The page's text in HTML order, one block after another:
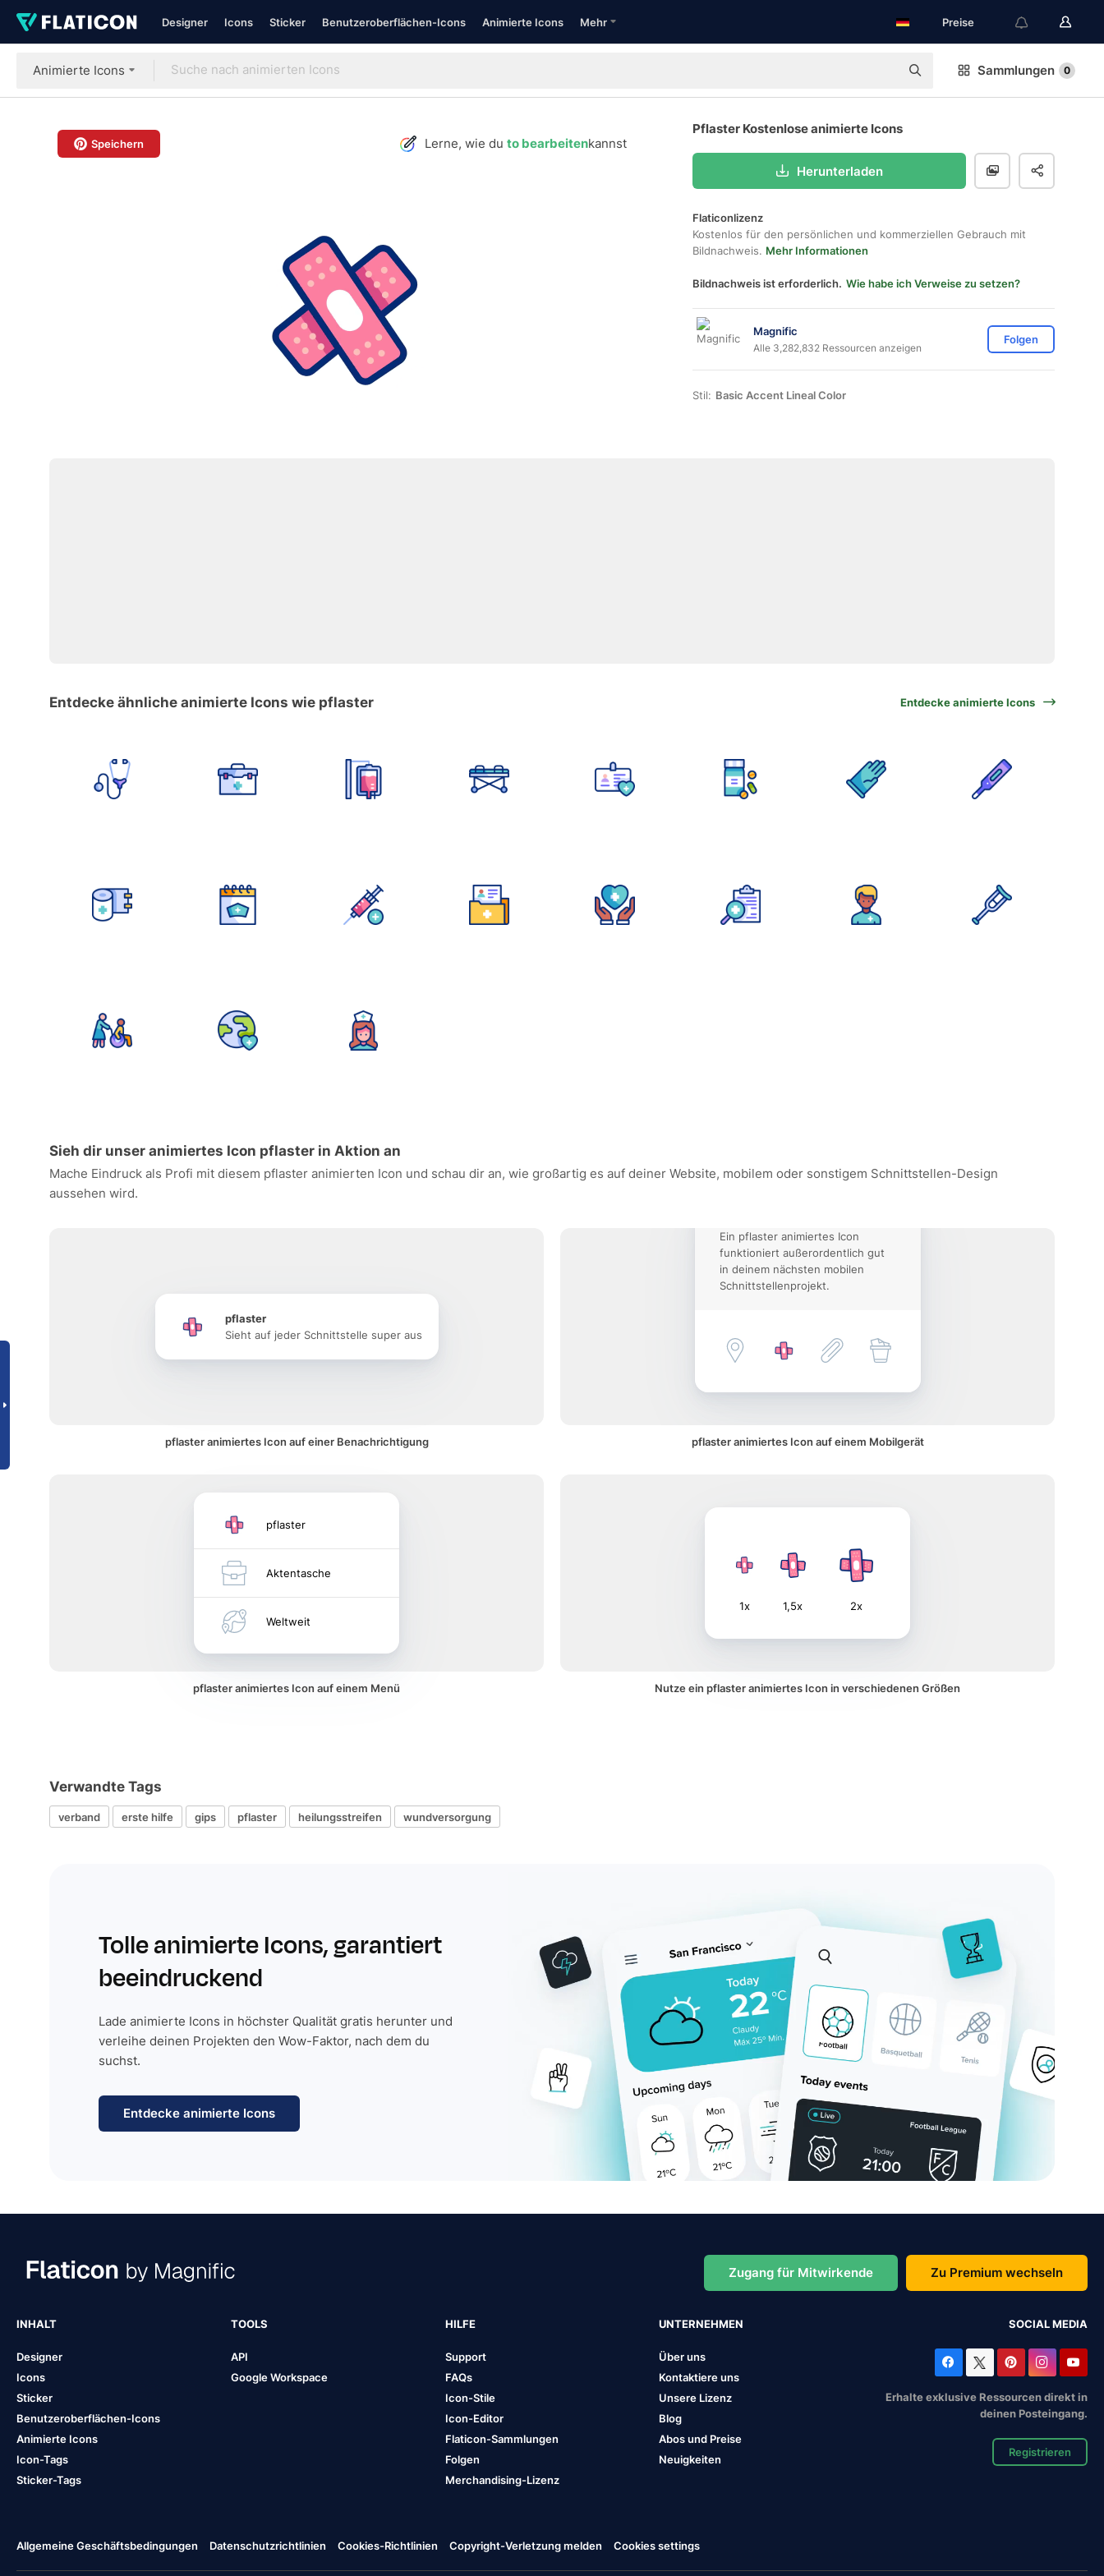
Designer Icons Sticker Benutzeroberflächen-Icons Animierte Icons Mehr Preise
Animierte Icons Sammlungen 0
Speichern Lerne, wie du to bearbeitenkannst
Pflaster Kostenlose animierte Icons
Herunterladen
Flaticonlizenz
Kostenlos für den persönlichen und kommerziellen Gebrauch mit
Bildnachweis. Mehr Informationen
Bildnachweis ist erforderlich. Wie habe ich Verweise zu setzen?
Magnific
Alle 3,282,832 Ressourcen anzeigen
Folgen
Stil: Basic Accent Lineal Color
Entdecke ähnliche animierte Icons wie pflaster Entdecke animierte Icons
Sieh dir unser animiertes Icon pflaster in Aktion an
Mache Eindruck als Profi mit diesem pflaster animierten Icon und schau dir an, wie großartig es auf deiner Website, mobilem oder sonstigem Schnittstellen-Design
aussehen wird.
pflaster
Sieht auf jeder Schnittstelle super aus
pflaster animiertes Icon auf einer Benachrichtigung
Ein pflaster animiertes Icon
funktioniert außerordentlich gut
in deinem nächsten mobilen
Schnittstellenprojekt.
pflaster animiertes Icon auf einem Mobilgerät
pflaster
Aktentasche
Weltweit
pflaster animiertes Icon auf einem Menü
1x 1,5x 2x
Nutze ein pflaster animiertes Icon in verschiedenen Größen
Verwandte Tags
verband erste hilfe gips pflaster heilungsstreifen wundversorgung
Tolle animierte Icons, garantiert
beeindruckend
Lade animierte Icons in höchster Qualität gratis herunter und
verleihe deinen Projekten den Wow-Faktor, nach dem du
suchst.
Entdecke animierte Icons
Zugang für Mitwirkende Zu Premium wechseln
INHALT
Designer
Icons
Sticker
Benutzeroberflächen-Icons
Animierte Icons
Icon-Tags
Sticker-Tags
TOOLS
API
Google Workspace
HILFE
Support
FAQs
Icon-Stile
Icon-Editor
Flaticon-Sammlungen
Folgen
Merchandising-Lizenz
UNTERNEHMEN
Über uns
Kontaktiere uns
Unsere Lizenz
Blog
Abos und Preise
Neuigkeiten
SOCIAL MEDIA
Erhalte exklusive Ressourcen direkt in
deinen Posteingang.
Registrieren
Allgemeine Geschäftsbedingungen Datenschutzrichtlinien Cookies-Richtlinien Copyright-Verletzung melden Cookies settings